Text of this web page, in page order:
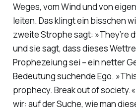
Weges, vom Wind und von
leiten. Das klingt ein bisschen
zweite Strophe sagt: »They’re
und sie sagt, dass dieses
Prophezeiung sei – ein netter
Bedeutung suchende Ego.
prophecy. Break out of society.«
wir: auf der Suche, wie man